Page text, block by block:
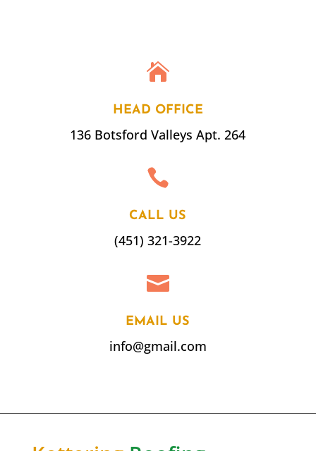

HEAD OFFICE
136 Botsford Valleys Apt. 264

CALL US
(451) 321-3922

EMAIL US
info@gmail.com